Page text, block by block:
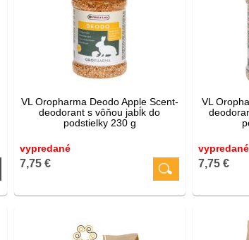
VL Oropharma Deodo Apple Scent-
deodorant s vôňou jabĺk do
podstielky 230 g
vypredané
7,75 €
VL
vypredané
7,75 €